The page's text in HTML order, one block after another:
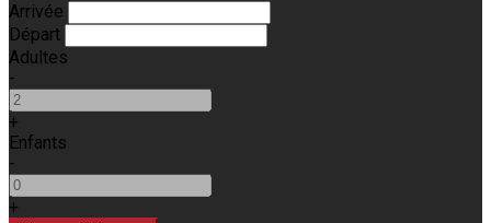
Arrivée
Départ
Adultes
-
+
Enfants
-
+